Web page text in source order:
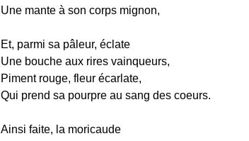
Une mante à son corps mignon,
Et, parmi sa pâleur, éclate
Une bouche aux rires vainqueurs,
Piment rouge, fleur écarlate,
Qui prend sa pourpre au sang des coeurs.
Ainsi faite, la moricaude